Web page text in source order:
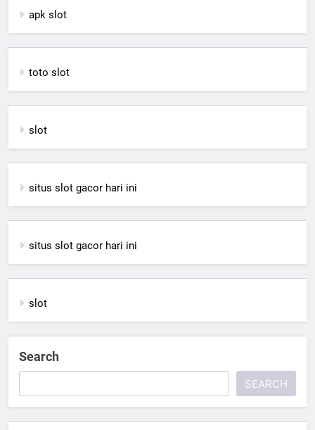
apk slot
toto slot
slot
situs slot gacor hari ini
situs slot gacor hari ini
slot
Search
SEARCH